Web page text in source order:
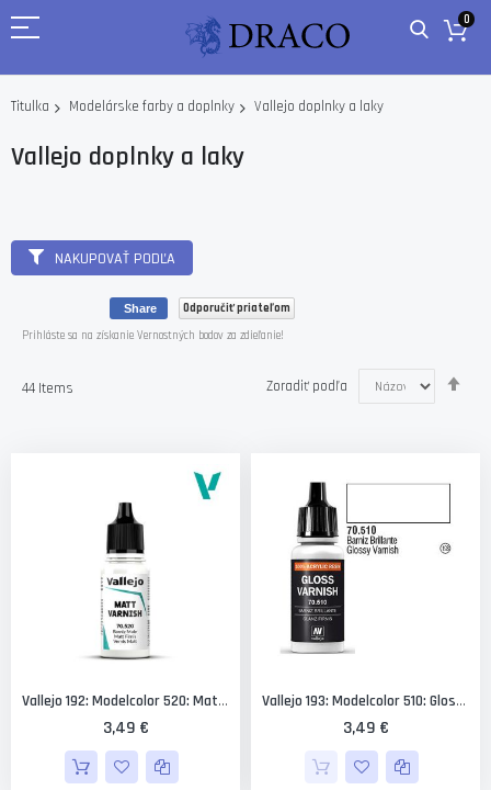
0
Titulka Modelárske farby a doplnky Vallejo doplnky a laky
Vallejo doplnky a laky
Share
Odporučiť priateľom
Prihláste sa na získanie Vernostných bodov za zdieľanie!
44 Items Zoradiť podľa
Vallejo 192: Modelcolor 520: Matte Varnish 18 Ml.
3,49 €
Vallejo 193: Modelcolor 510: Glossy Varnish 17 Ml.
3,49 €
NAKUPOVAŤ PODĽA